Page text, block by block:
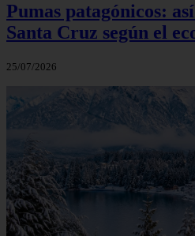
Pumas patagónicos:
Santa Cruz según el
25/07/2026